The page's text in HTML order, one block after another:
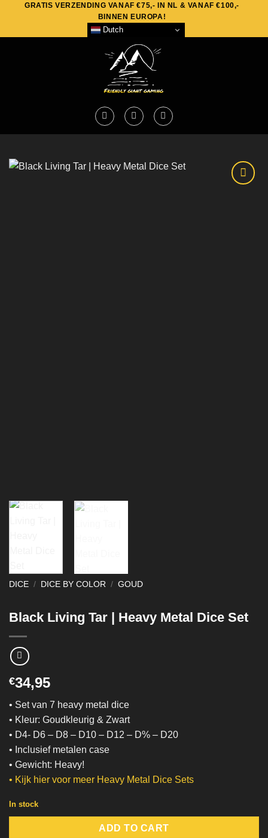
content
GRATIS VERZENDING VANAF €75,- IN NL & VANAF €100,-
BINNEN EUROPA!
Dutch
DICE / DICE BY COLOR / GOUD
Black Living Tar | Heavy Metal Dice Set
€34,95
• Set van 7 heavy metal dice
• Kleur: Goudkleurig & Zwart
• D4- D6 – D8 – D10 – D12 – D% – D20
• Inclusief metalen case
• Gewicht: Heavy!
• Kijk hier voor meer Heavy Metal Dice Sets
In stock
ADD TO CART